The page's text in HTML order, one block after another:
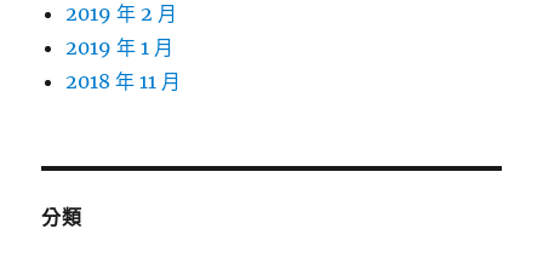
2019 年 2 月
2019 年 1 月
2018 年 11 月
分類